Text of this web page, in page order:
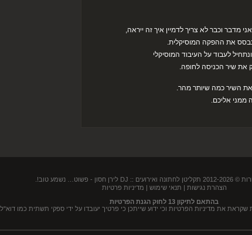
מדבר וכבר לא צריך לדמיין איך זה ייראה,
נבסס את ההפקה המוסיקלית.
לעבוד על העיבוד המוסיקלי
את שיר הכניסה לחופה.
את השיר כמה שיותר מהר.
אליכם.
2026 תקליטן לחתונה ואירועים :: DJ לירן חסון
- פשוט… נשמע טוב!.
הצהרת נגישות | תנאי שימוש | מדיניות פרטיות
בהתאם לתיקון 13 לחוק הגנת הפרטיות
את מדיניות הפרטיות וכי ידוע שייתכן כי פרטיך יעובדו על ידי ספקי תשתית כמו